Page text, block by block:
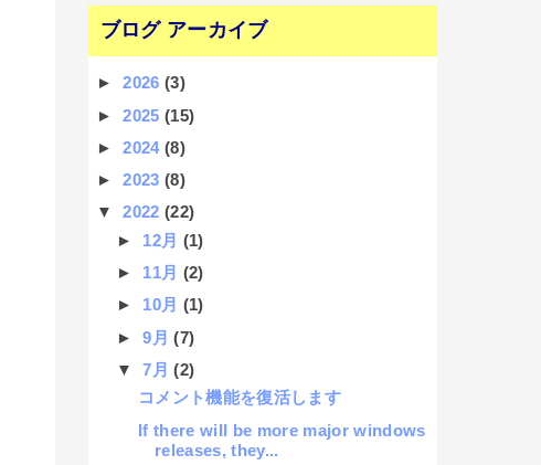
ブログ アーカイブ
►2026(3)
►2025(15)
►2024(8)
►2023(8)
▼2022(22)
► 12月 (1)
► 11月 (2)
► 10月 (1)
►9月(7)
▼7月(2)
コメント機能を復活します
If there will be more major windows
releases, they...